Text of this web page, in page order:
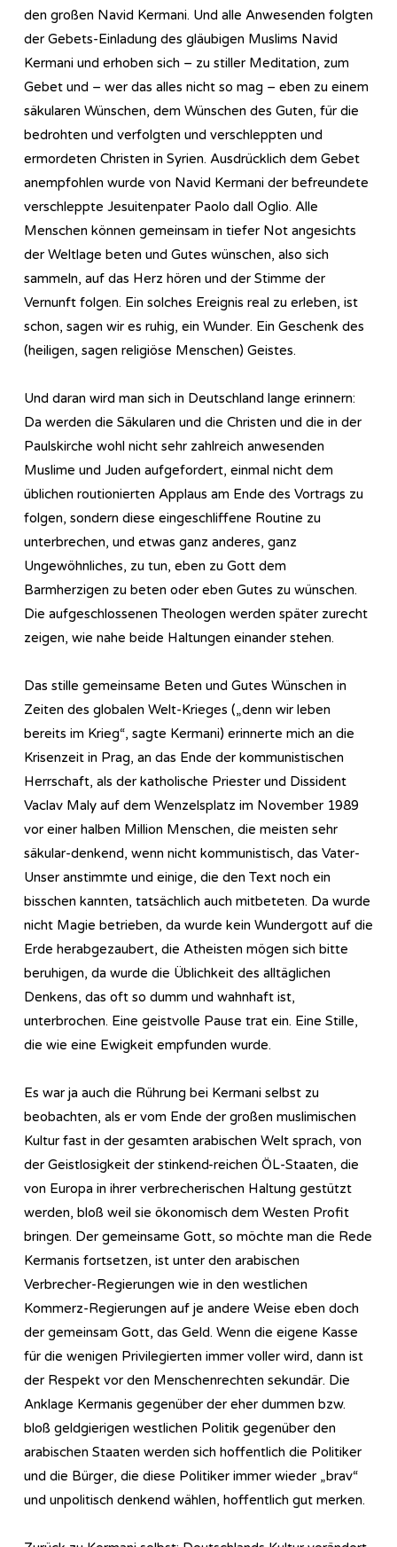
den großen Navid Kermani. Und alle Anwesenden folgten
der Gebets-Einladung des gläubigen Muslims Navid
Kermani und erhoben sich – zu stiller Meditation, zum
Gebet und – wer das alles nicht so mag – eben zu einem
säkularen Wünschen, dem Wünschen des Guten, für die
bedrohten und verfolgten und verschleppten und
ermordeten Christen in Syrien. Ausdrücklich dem Gebet
anempfohlen wurde von Navid Kermani der befreundete
verschleppte Jesuitenpater Paolo dall Oglio. Alle
Menschen können gemeinsam in tiefer Not angesichts
der Weltlage beten und Gutes wünschen, also sich
sammeln, auf das Herz hören und der Stimme der
Vernunft folgen. Ein solches Ereignis real zu erleben, ist
schon, sagen wir es ruhig, ein Wunder. Ein Geschenk des
(heiligen, sagen religiöse Menschen) Geistes.
Und daran wird man sich in Deutschland lange erinnern:
Da werden die Säkularen und die Christen und die in der
Paulskirche wohl nicht sehr zahlreich anwesenden
Muslime und Juden aufgefordert, einmal nicht dem
üblichen routionierten Applaus am Ende des Vortrags zu
folgen, sondern diese eingeschliffene Routine zu
unterbrechen, und etwas ganz anderes, ganz
Ungewöhnliches, zu tun, eben zu Gott dem
Barmherzigen zu beten oder eben Gutes zu wünschen.
Die aufgeschlossenen Theologen werden später zurecht
zeigen, wie nahe beide Haltungen einander stehen.
Das stille gemeinsame Beten und Gutes Wünschen in
Zeiten des globalen Welt-Krieges („denn wir leben
bereits im Krieg“, sagte Kermani) erinnerte mich an die
Krisenzeit in Prag, an das Ende der kommunistischen
Herrschaft, als der katholische Priester und Dissident
Vaclav Maly auf dem Wenzelsplatz im November 1989
vor einer halben Million Menschen, die meisten sehr
säkular-denkend, wenn nicht kommunistisch, das Vater-
Unser anstimmte und einige, die den Text noch ein
bisschen kannten, tatsächlich auch mitbeteten. Da wurde
nicht Magie betrieben, da wurde kein Wundergott auf die
Erde herabgezaubert, die Atheisten mögen sich bitte
beruhigen, da wurde die Üblichkeit des alltäglichen
Denkens, das oft so dumm und wahnhaft ist,
unterbrochen. Eine geistvolle Pause trat ein. Eine Stille,
die wie eine Ewigkeit empfunden wurde.
Es war ja auch die Rührung bei Kermani selbst zu
beobachten, als er vom Ende der großen muslimischen
Kultur fast in der gesamten arabischen Welt sprach, von
der Geistlosigkeit der stinkend-reichen ÖL-Staaten, die
von Europa in ihrer verbrecherischen Haltung gestützt
werden, bloß weil sie ökonomisch dem Westen Profit
bringen. Der gemeinsame Gott, so möchte man die Rede
Kermanis fortsetzen, ist unter den arabischen
Verbrecher-Regierungen wie in den westlichen
Kommerz-Regierungen auf je andere Weise eben doch
der gemeinsam Gott, das Geld. Wenn die eigene Kasse
für die wenigen Privilegierten immer voller wird, dann ist
der Respekt vor den Menschenrechten sekundär. Die
Anklage Kermanis gegenüber der eher dummen bzw.
bloß geldgierigen westlichen Politik gegenüber den
arabischen Staaten werden sich hoffentlich die Politiker
und die Bürger, die diese Politiker immer wieder „brav“
und unpolitisch denkend wählen, hoffentlich gut merken.